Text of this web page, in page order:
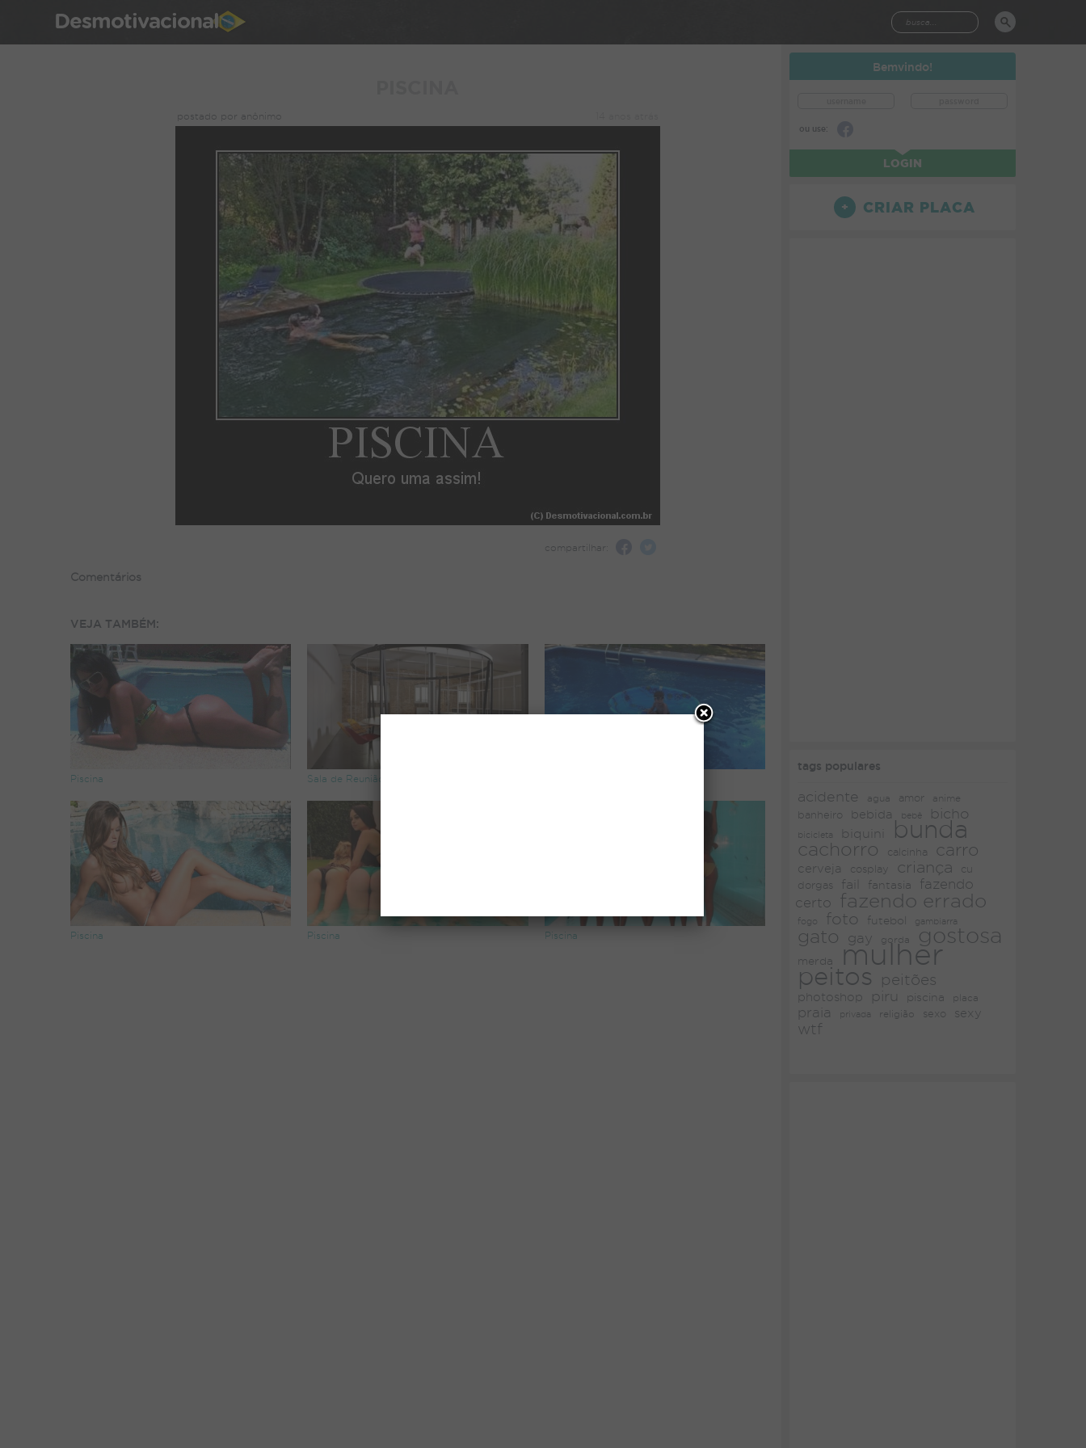
Desmotivacional
postado por anônimo
compartilhar:
Comentários
VEJA TAMBÉM:
Piscina Sala de Reunião
Piscina Piscina Piscina
Bemvindo!
ou use:
LOGIN
CRIAR PLACA
tags populares
acidente agua amor
anime
banheiro
bebida bebê bicho
bicicleta biquini bunda
cachorro calcinha carro
cerveja cosplay criança cu
dorgas fail fantasia
fazendo
certo
fazendo errado
fogo foto futebol gambiarra
gato gay gorda gostosa
merda mulher
peitos peitões
photoshop piru piscina placa
praia privada religião sexo sexy
wtf